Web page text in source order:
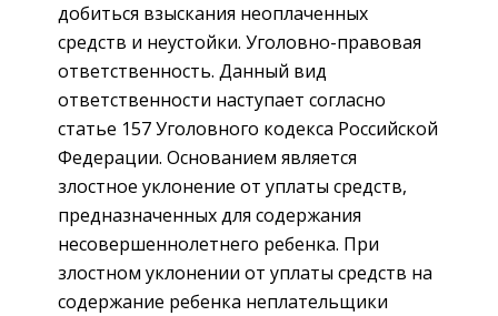
добиться взыскания неоплаченных
средств и неустойки. Уголовно-правовая
ответственность. Данный вид
ответственности наступает согласно
статье 157 Уголовного кодекса Российской
Федерации. Основанием является
злостное уклонение от уплаты средств,
предназначенных для содержания
несовершеннолетнего ребенка. При
злостном уклонении от уплаты средств на
содержание ребенка неплательщики